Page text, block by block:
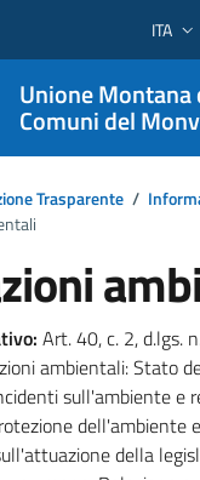
ITA
Unione Montana
Comuni del
Trasparente /
Art. 40, c. 2, d.lgs.
ambientali: Stato
sull'ambiente e
dell'ambiente
della